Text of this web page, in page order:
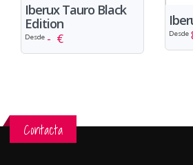
Iberux Tauro Black
Edition
Desde - € Desde
Contacta